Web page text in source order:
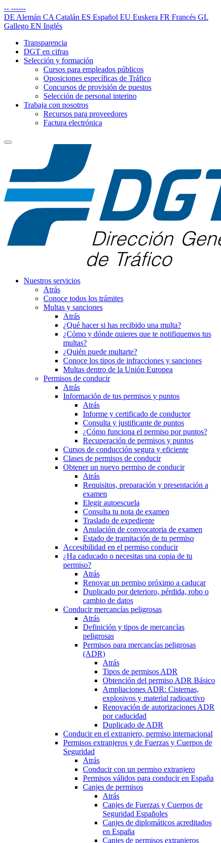
-- ------
DE Alemán CA Catalán ES Español EU Euskera FR Francés GL
Gallego EN Inglés
Transparencia
DGT en cifras
Selección y formación
Cursos para empleados públicos
Oposiciones específicas de Tráfico
Concursos de provisión de puestos
Selección de personal interino
Trabaja con nosotros
Recursos para proveedores
Factura electrónica
Nuestros servicios
Atrás
Conoce todos los trámites
Multas y sanciones
Atrás
¿Qué hacer si has recibido una multa?
¿Cómo y dónde quieres que te notifiquemos tus
multas?
¿Quién puede multarte?
Conoce los tipos de infracciones y sanciones
Multas dentro de la Unión Europea
Permisos de conducir
Atrás
Información de tus permisos y puntos
Atrás
Informe y certificado de conductor
Consulta y justificante de puntos
¿Cómo funciona el permiso por puntos?
Recuperación de permisos y puntos
Cursos de conducción segura y eficiente
Clases de permisos de conducir
Obtener un nuevo permiso de conducir
Atrás
Requisitos, preparación y presentación a
examen
Elegir autoescuela
Consulta tu nota de examen
Traslado de expediente
Anulación de convocatoria de examen
Estado de tramitación de tu permiso
Accesibilidad en el permiso conducir
¿Ha caducado o necesitas una copia de tu
permiso?
Atrás
Renovar un permiso próximo a caducar
Duplicado por deterioro, pérdida, robo o
cambio de datos
Conducir mercancías peligrosas
Atrás
Definición y tipos de mercancías
peligrosas
Permisos para mercancías peligrosas
(ADR)
Atrás
Tipos de permisos ADR
Obtención del permiso ADR Básico
Ampliaciones ADR: Cisternas,
explosivos y material radioactivo
Renovación de autorizaciones ADR
por caducidad
Duplicado de ADR
Conducir en el extranjero, permiso internacional
Permisos extranjeros y de Fuerzas y Cuerpos de
Seguridad
Atrás
Conducir con un permiso extranjero
Permisos válidos para conducir en España
Canjes de permisos
Atrás
Canjes de Fuerzas y Cuerpos de
Seguridad Españoles
Canjes de diplomáticos acreditados
en España
Canjes de permisos extranjeros